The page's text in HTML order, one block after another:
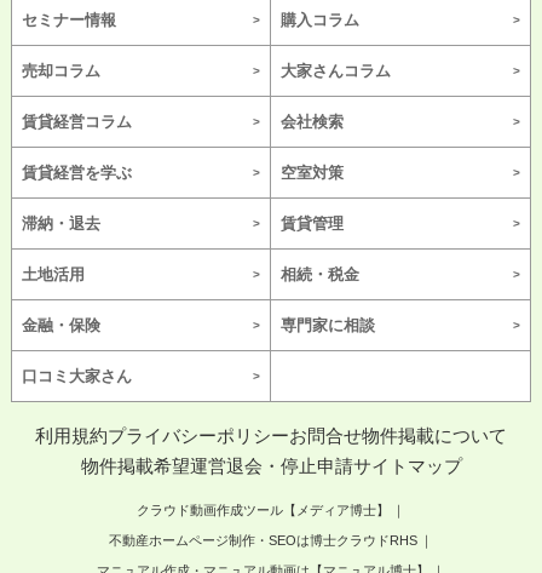
セミナー情報 購入コラム
売却コラム 大家さんコラム
賃貸経営コラム 会社検索
賃貸経営を学ぶ 空室対策
滞納・退去 賃貸管理
土地活用 相続・税金
金融・保険 専門家に相談
口コミ大家さん
利用規約プライバシーポリシーお問合せ物件掲載について
物件掲載希望運営退会・停止申請サイトマップ
クラウド動画作成ツール【メディア博士】
不動産ホームページ制作・SEOは博士クラウドRHS